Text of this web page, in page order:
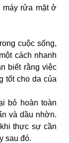
máy rửa mặt ở
cuộc sống,
cách nhanh
biết rằng việc
tốt cho da của
bỏ hoàn toàn
và dầu nhờn.
thực sự cần
sau đó.